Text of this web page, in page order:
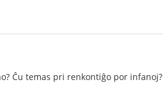
Ĉu temas pri renkontiĝo por infanoj?